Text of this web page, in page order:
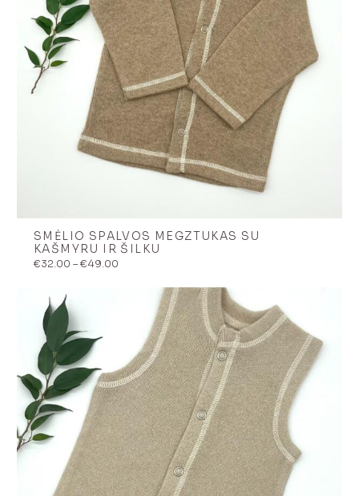
SMĖLIO SPALVOS MEGZTUKAS SU
KAŠMYRU IR ŠILKU
€32.00 –€49.00
through
€49.00